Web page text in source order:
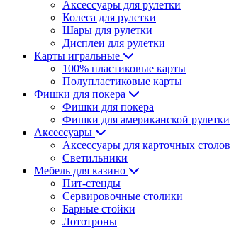
Аксессуары для рулетки
Колеса для рулетки
Шары для рулетки
Дисплеи для рулетки
Карты игральные
100% пластиковые карты
Полупластиковые карты
Фишки для покера
Фишки для покера
Фишки для американской рулетки
Аксессуары
Аксессуары для карточных столов
Светильники
Мебель для казино
Пит-стенды
Сервировочные столики
Барные стойки
Лототроны